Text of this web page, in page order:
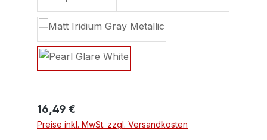
Regulärer Preis:
16,49 €
Preise inkl. MwSt. zzgl. Versandkosten